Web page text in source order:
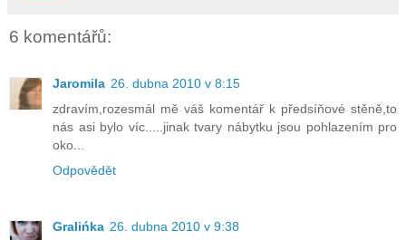
6 komentářů:
Jaromila 26. dubna 2010 v 8:15
zdravím,rozesmál mě váš komentář k předsíňové stěně,to
nás asi bylo víc.....jinak tvary nábytku jsou pohlazením pro
oko...
Odpovědět
Gralińka 26. dubna 2010 v 9:38